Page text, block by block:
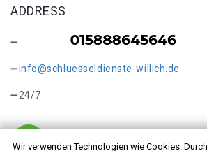
Wir verwenden Technologien wie Cookies.
ADDRESS
info@schluesseldienste-willich.de
24/7